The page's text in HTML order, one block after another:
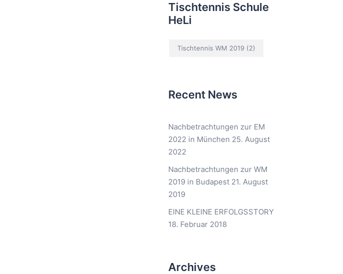
Tischtennis Schule
HeLi
Tischtennis WM 2019(2)
Recent News
Nachbetrachtungen zur EM
2022 in München 25. August
2022
Nachbetrachtungen zur WM
2019 in Budapest 21. August
2019
EINE KLEINE ERFOLGSSTORY
18. Februar 2018
Archives